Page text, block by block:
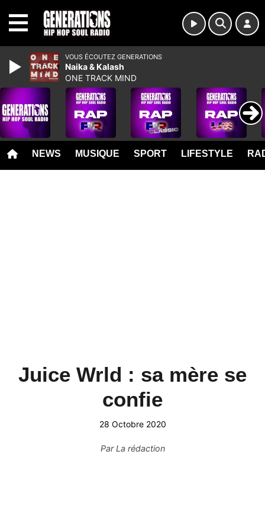
NEWS MUSIQUE SPORT LIFESTYLE
Juice Wrld : sa mère se
confie
28 Octobre 2020
ParLa rédaction
VOUS ÉCOUTEZ GENERATIONS
Naika & Kalash
ONE TRACK MIND